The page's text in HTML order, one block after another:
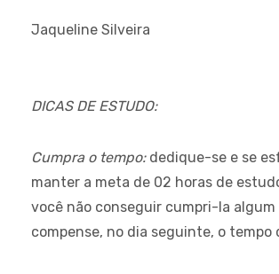
Jaqueline Silveira
DICAS DE ESTUDO:
Cumpra o tempo: dedique-se e se
manter a meta de 02 horas de
você não conseguir cumpri-la algum
compense, no dia seguinte, o